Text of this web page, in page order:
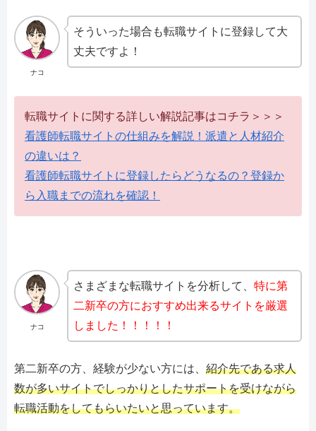
ナコ
そういった場合も転職サイトに登録して大
丈夫ですよ！
転職サイトに関する詳しい解説記事はコチラ＞＞＞
看護師転職サイトの仕組みを解説！派遣と人材紹介
の違いは？
看護師転職サイトに登録したらどうなるの？登録か
ら入職までの流れを確認！
ナコ
さまざまな転職サイトを分析して、特に第
二新卒の方におすすめ出来るサイトを厳選
しました！！！！！
第二新卒の方、経験が少ない方には、 紹介先である求人
数が多いサイトでしっかりとしたサポートを受けながら
転職活動をしてもらいたいと思っています。